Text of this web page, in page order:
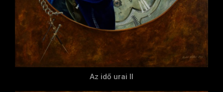
Az idő urai II